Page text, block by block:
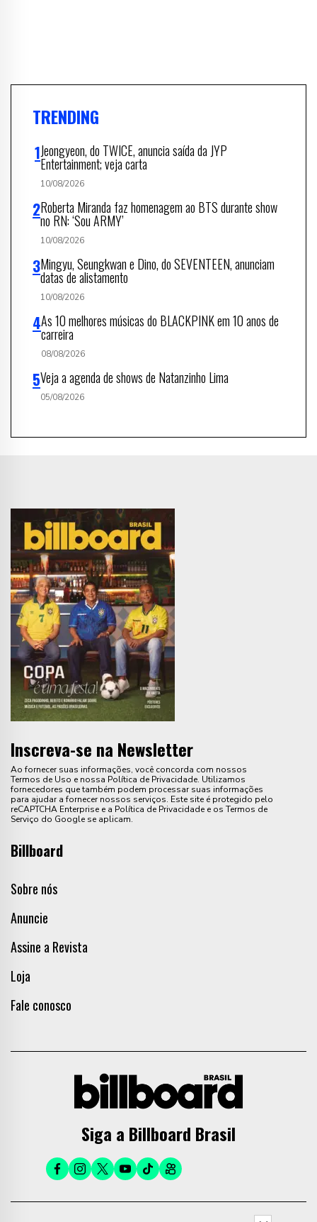
TRENDING
Jeongyeon, do TWICE, anuncia saída da JYP
Entertainment; veja carta
10/08/2026
Roberta Miranda faz homenagem ao BTS durante show
no RN: ‘Sou ARMY’
10/08/2026
Mingyu, Seungkwan e Dino, do SEVENTEEN, anunciam
datas de alistamento
10/08/2026
As 10 melhores músicas do BLACKPINK em 10 anos de
carreira
08/08/2026
Veja a agenda de shows de Natanzinho Lima
05/08/2026
Inscreva-se na Newsletter
Ao fornecer suas informações, você concorda com nossos
Termos de Uso e nossa Política de Privacidade. Utilizamos
fornecedores que também podem processar suas informações
para ajudar a fornecer nossos serviços. Este site é protegido pelo
reCAPTCHA Enterprise e a Política de Privacidade e os Termos de
Serviço do Google se aplicam.
Billboard
Sobre nós
Anuncie
Assine a Revista
Loja
Fale conosco
Siga a Billboard Brasil